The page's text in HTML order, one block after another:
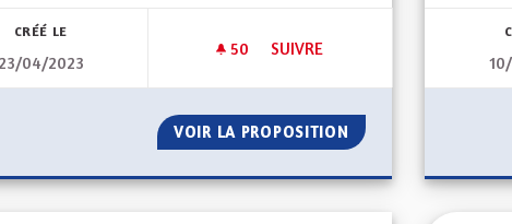
CRÉÉ LE
23/04/2023
50 50 ABONNÉS
SUIVRE
RÉSILIENCE SÉCHERESSE VERS
VOIR LA PROPOSITION RÉSILIENCE